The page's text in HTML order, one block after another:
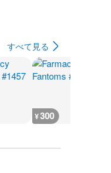
すべて見る
¥300